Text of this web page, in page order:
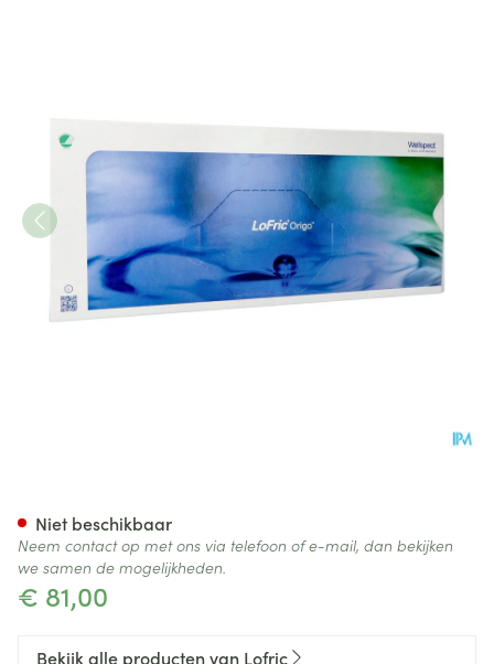
€ 81,00
Niet beschikbaar
Neem contact op met ons via telefoon of e-mail, dan bekijken
we samen de mogelijkheden.
Bekijk alle producten van Lofric